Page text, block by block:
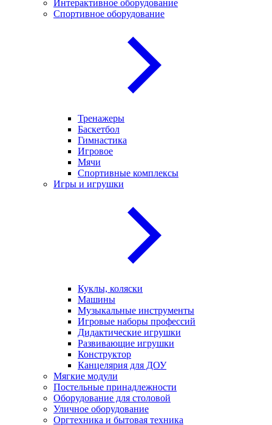
Интерактивное оборудование
Спортивное оборудование
Тренажеры
Баскетбол
Гимнастика
Игровое
Мячи
Спортивные комплексы
Игры и игрушки
Куклы, коляски
Машины
Музыкальные инструменты
Игровые наборы профессий
Дидактические игрушки
Развивающие игрушки
Конструктор
Канцелярия для ДОУ
Мягкие модули
Постельные принадлежности
Оборудование для столовой
Уличное оборудование
Оргтехника и бытовая техника